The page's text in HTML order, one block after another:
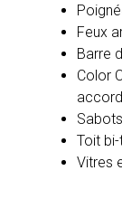
Feux
Barre
Color
Toit
Vitres